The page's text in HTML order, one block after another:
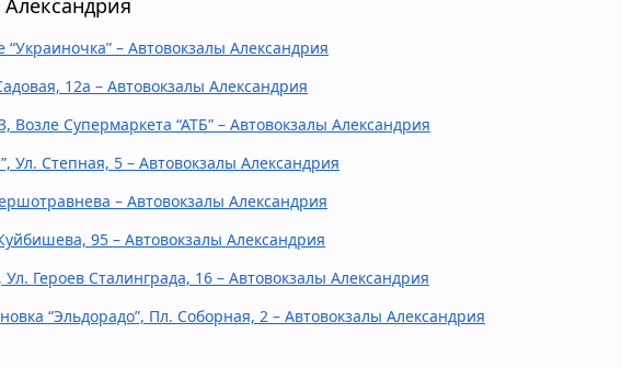
– Автовокзалы Александрия
12a – Автовокзалы Александрия
Возле Супермаркета “АТБ” – Автовокзалы Александрия
Ул. Степная, 5 – Автовокзалы Александрия
– Автовокзалы Александрия
95 – Автовокзалы Александрия
Ул. Героев Сталинграда, 16 – Автовокзалы Александрия
“Эльдорадо”, Пл. Соборная, 2 – Автовокзалы Александрия